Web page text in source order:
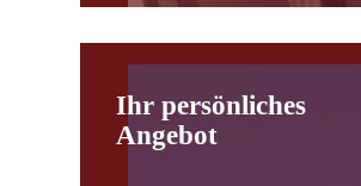
Ihr persönliches
Angebot